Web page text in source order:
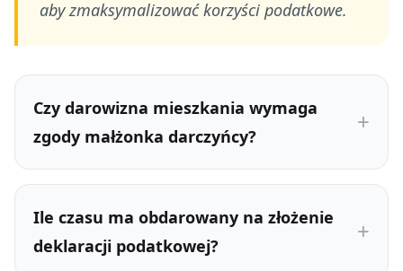
aby zmaksymalizować korzyści podatkowe.
Czy darowizna mieszkania wymaga
zgody małżonka darczyńcy?
Ile czasu ma obdarowany na złożenie
deklaracji podatkowej?